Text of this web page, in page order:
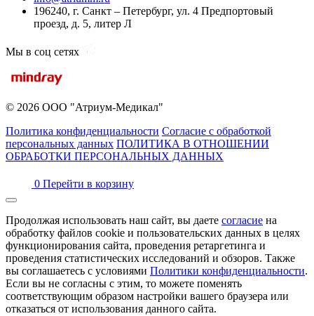
196240, г. Санкт – Петербург, ул. 4 Предпортовый
проезд, д. 5, литер Л
Мы в соц сетях
© 2026 ООО "Атриум-Медикал"
Политика конфиденциальности Согласие с обработкой
персональных данных ПОЛИТИКА В ОТНОШЕНИИ
ОБРАБОТКИ ПЕРСОНАЛЬНЫХ ДАННЫХ
0 Перейти в корзину
Продолжая использовать наш сайт, вы даете согласие на
обработку файлов cookie и пользовательских данных в целях
функционирования сайта, проведения ретаргетинга и
проведения статистических исследований и обзоров. Также
вы соглашаетесь с условиями Политики конфиденциальности.
Если вы не согласны с этим, то можете поменять
соответствующим образом настройки вашего браузера или
отказаться от использования данного сайта.